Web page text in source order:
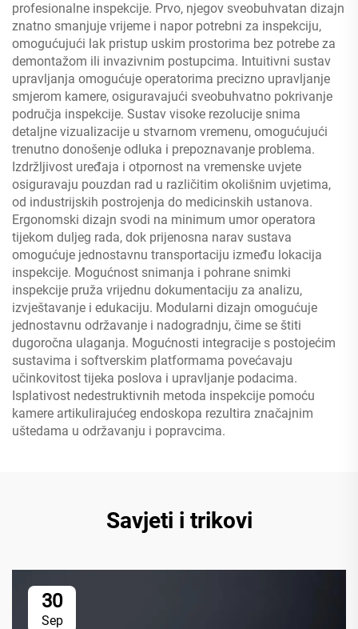
profesionalne inspekcije. Prvo, njegov sveobuhvatan dizajn
znatno smanjuje vrijeme i napor potrebni za inspekciju,
omogućujući lak pristup uskim prostorima bez potrebe za
demontažom ili invazivnim postupcima. Intuitivni sustav
upravljanja omogućuje operatorima precizno upravljanje
smjerom kamere, osiguravajući sveobuhvatno pokrivanje
područja inspekcije. Sustav visoke rezolucije snima
detaljne vizualizacije u stvarnom vremenu, omogućujući
trenutno donošenje odluka i prepoznavanje problema.
Izdržljivost uređaja i otpornost na vremenske uvjete
osiguravaju pouzdan rad u različitim okolišnim uvjetima,
od industrijskih postrojenja do medicinskih ustanova.
Ergonomski dizajn svodi na minimum umor operatora
tijekom duljeg rada, dok prijenosna narav sustava
omogućuje jednostavnu transportaciju između lokacija
inspekcije. Mogućnost snimanja i pohrane snimki
inspekcije pruža vrijednu dokumentaciju za analizu,
izvještavanje i edukaciju. Modularni dizajn omogućuje
jednostavnu održavanje i nadogradnju, čime se štiti
dugoročna ulaganja. Mogućnosti integracije s postojećim
sustavima i softverskim platformama povećavaju
učinkovitost tijeka poslova i upravljanje podacima.
Isplativost nedestruktivnih metoda inspekcije pomoću
kamere artikulirajućeg endoskopa rezultira značajnim
uštedama u održavanju i popravcima.
Savjeti i trikovi
30
Sep